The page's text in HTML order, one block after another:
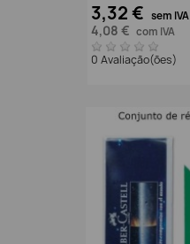
3,32 € sem IVA
4,08 € com IVA
0 Avaliação(ões)